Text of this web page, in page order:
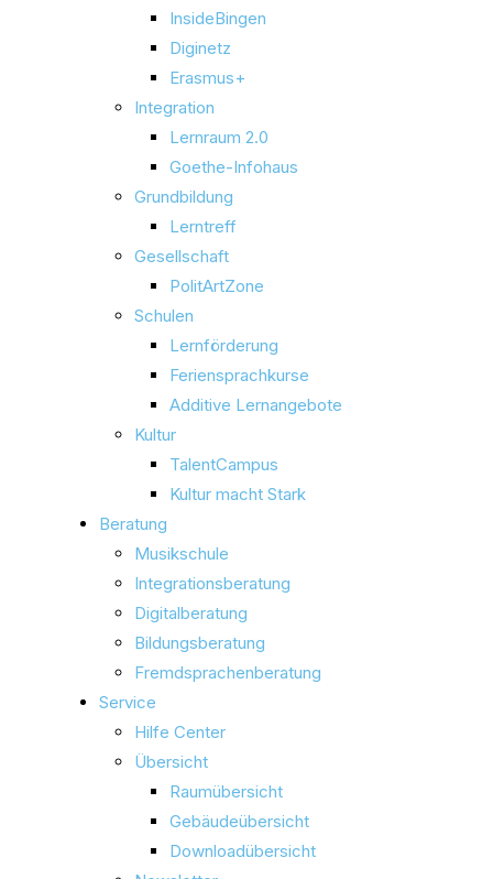
InsideBingen
Diginetz
Erasmus+
Integration
Lernraum 2.0
Goethe-Infohaus
Grundbildung
Lerntreff
Gesellschaft
PolitArtZone
Schulen
Lernförderung
Feriensprachkurse
Additive Lernangebote
Kultur
TalentCampus
Kultur macht Stark
Beratung
Musikschule
Integrationsberatung
Digitalberatung
Bildungsberatung
Fremdsprachenberatung
Service
Hilfe Center
Übersicht
Raumübersicht
Gebäudeübersicht
Downloadübersicht